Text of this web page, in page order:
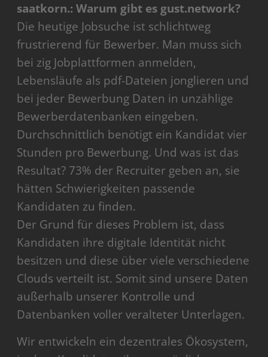
saatkorn.: Warum gibt es gust.network?
Die heutige Jobsuche ist schlichtweg
frustrierend für Bewerber. Man muss sich
bei zig Jobplattformen anmelden,
Lebensläufe als pdf-Dateien jonglieren und
bei jeder Bewerbung Daten in unzählige
Bewerberdatenbanken eingeben.
Durchschnittlich benötigt ein Kandidat vier
Stunden pro Bewerbung. Und was ist das
Resultat? 73% der Recruiter geben an, sie
hätten Schwierigkeiten passende
Kandidaten zu finden.
Der Grund für dieses Problem ist, dass
Kandidaten ihre digitale Identität nicht
besitzen und diese über viele verschiedene
Clouds verteilt ist. Somit sind unsere Daten
außerhalb unserer Kontrolle und
Datenbanken voller veralteter Unterlagen.
Wir entwickeln ein dezentrales Ökosystem,